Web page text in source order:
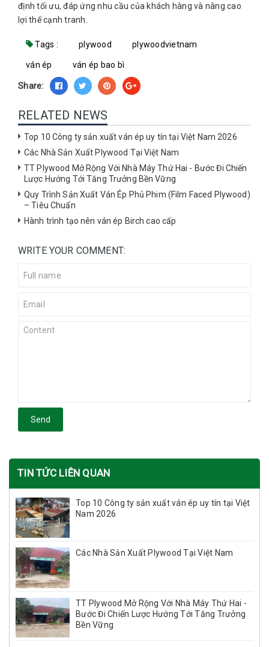
định tối ưu, đáp ứng nhu cầu của khách hàng và nâng cao
lợi thế cạnh tranh.
Tags : plywood plywoodvietnam
ván ép ván ép bao bì
Share:
RELATED NEWS
Top 10 Công ty sản xuất ván ép uy tín tại Việt Nam 2026
Các Nhà Sản Xuất Plywood Tại Việt Nam
TT Plywood Mở Rộng Với Nhà Máy Thứ Hai - Bước Đi Chiến
Lược Hướng Tới Tăng Trưởng Bền Vững
Quy Trình Sản Xuất Ván Ép Phủ Phim (Film Faced Plywood)
– Tiêu Chuẩn
Hành trình tạo nên ván ép Birch cao cấp
WRITE YOUR COMMENT:
Send
TIN TỨC LIÊN QUAN
Top 10 Công ty sản xuất ván ép uy tín tại Việt
Nam 2026
Các Nhà Sản Xuất Plywood Tại Việt Nam
TT Plywood Mở Rộng Với Nhà Máy Thứ Hai -
Bước Đi Chiến Lược Hướng Tới Tăng Trưởng
Bền Vững